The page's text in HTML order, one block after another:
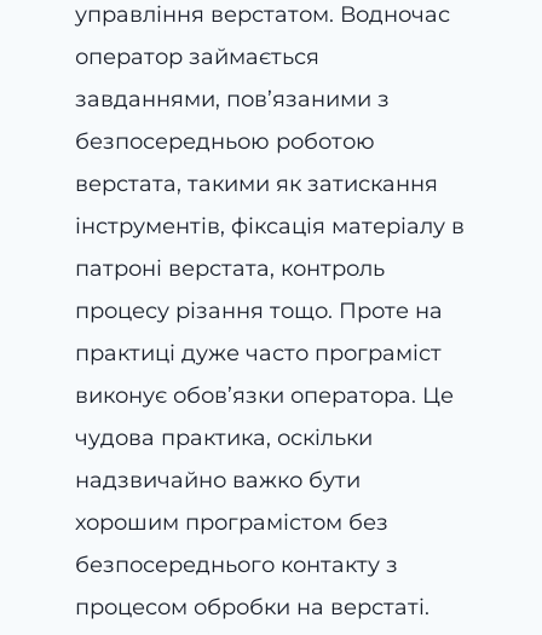
управління верстатом. Водночас
оператор займається
завданнями, пов’язаними з
безпосередньою роботою
верстата, такими як затискання
інструментів, фіксація матеріалу в
патроні верстата, контроль
процесу різання тощо. Проте на
практиці дуже часто програміст
виконує обов’язки оператора. Це
чудова практика, оскільки
надзвичайно важко бути
хорошим програмістом без
безпосереднього контакту з
процесом обробки на верстаті.